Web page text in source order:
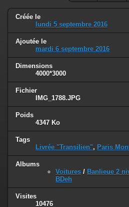
Créée le
lundi 5 septembre 2016
Ajoutée le
mardi 6 septembre 2016
Dimensions
4000*3000
Fichier
IMG_1788.JPG
Poids
4347 Ko
Tags
Livrée "Transilien", Paris
Albums
Voitures / Banlieue 2
BDeh
Visites
10476